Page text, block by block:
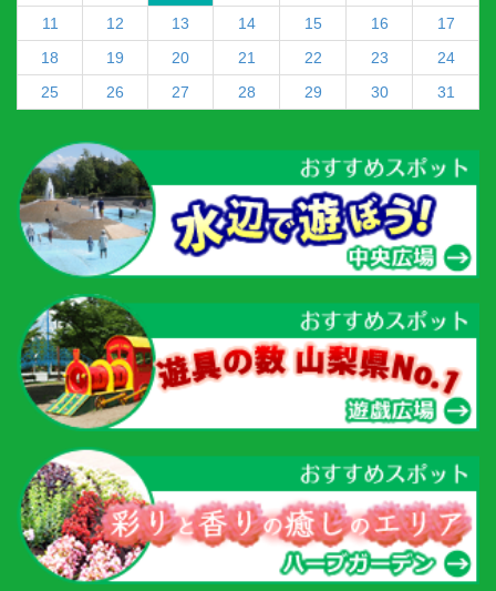
11 12 13 14 15 16
17
18
19 20 21 22 23
24
25
26 27 28 29 30 31